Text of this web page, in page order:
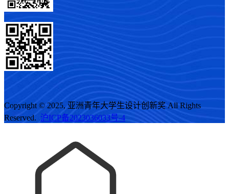
Copyright © 2025, 亚洲青年大学生设计创新奖 All Rights
Reserved. 沪ICP备2023036033号-4